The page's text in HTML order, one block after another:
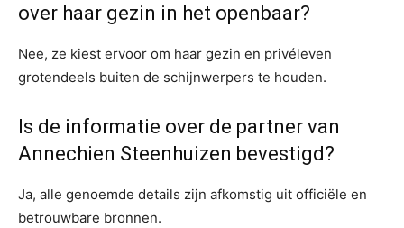
over haar gezin in het openbaar?
Nee, ze kiest ervoor om haar gezin en privéleven
grotendeels buiten de schijnwerpers te houden.
Is de informatie over de partner van
Annechien Steenhuizen bevestigd?
Ja, alle genoemde details zijn afkomstig uit officiële en
betrouwbare bronnen.